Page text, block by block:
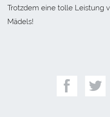
Trotzdem eine tolle Leistung
Mädels!